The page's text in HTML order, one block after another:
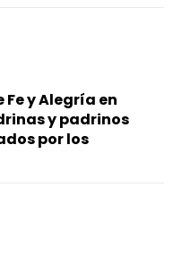
y Alegría en
y padrinos
por los